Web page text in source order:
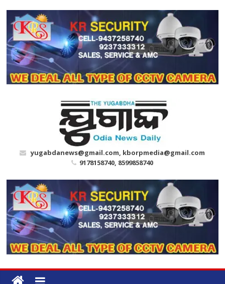
content
yugabdanews@gmail.com, kborpmedia@gmail.com
9178158740, 8599858740